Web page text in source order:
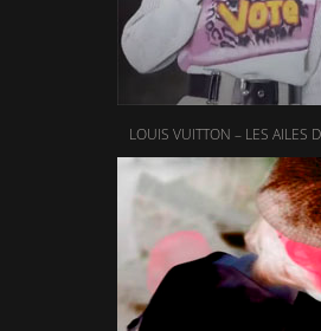
LOUIS VUITTON – LES AILES